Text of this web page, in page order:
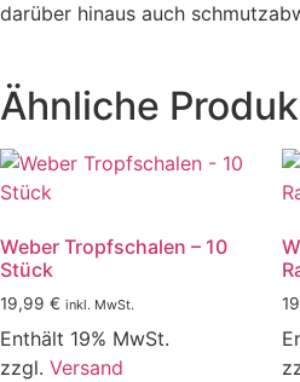
darüber hinaus auch
Ähnliche
Weber Tropfschalen – 10
Stück
19,99 € inkl. MwSt.
Enthält 19% MwSt.
zzgl. Versand